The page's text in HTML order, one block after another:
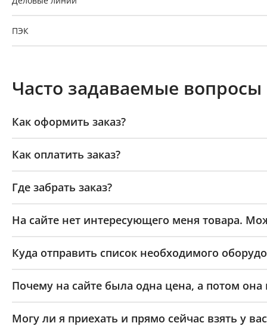
ПЭК
Байкал-Сервис
Часто задаваемые вопросы
Как оформить заказ?
Как оплатить заказ?
Где забрать заказ?
На сайте нет интересующего меня товара.
Куда отправить список необходимого
Почему на сайте была одна цена, а потом она
Могу ли я приехать и прямо сейчас взять у